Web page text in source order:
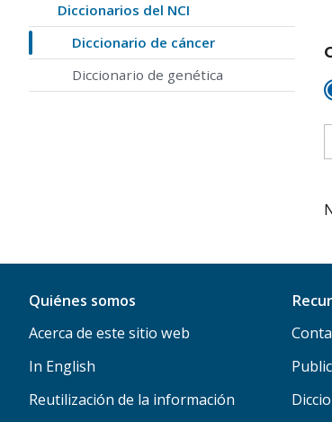
Diccionarios del NCI
Diccionario de cáncer
Diccionario de genética
Quiénes somos
Acerca de este sitio web
In English
Reutilización de la información